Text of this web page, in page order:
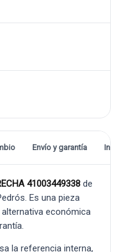
Envío y garantía
41003449338 de
Es una pieza
alternativa económica
la referencia interna,